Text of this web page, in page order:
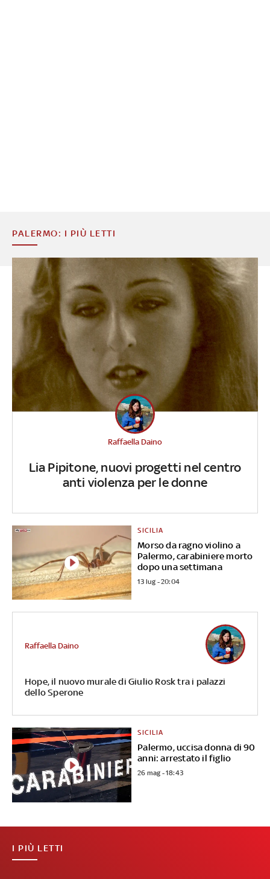
PALERMO: I PIÙ LETTI
Lia Pipitone, nuovi progetti nel centro
anti violenza per le donne
Raffaella Daino
Morso da ragno violino a
Palermo, carabiniere morto
dopo una settimana
SICILIA
13 lug - 20:04
Hope, il nuovo murale di Giulio Rosk tra i palazzi
dello Sperone
Raffaella Daino
Palermo, uccisa donna di 90
anni: arrestato il figlio
SICILIA
26 mag - 18:43
I PIÙ LETTI